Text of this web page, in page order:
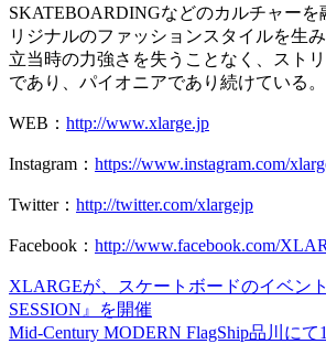
SKATEBOARDINGなどのカルチャーを
リジナルのファッションスタイルを生
立当時の力強さを失うことなく、スト
であり、パイオニアであり続けている。
WEB： http://www.xlarge.jp
Instagram： https://www.instagram.com/
Twitter： http://twitter.com/xlargejp
Facebook： http://www.facebook.com/
XLARGEが、スケートボードのイベン
SESSION』を開催
Mid-Century MODERN FlagShip品川にて